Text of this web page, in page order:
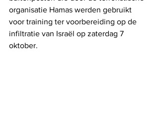
organisatie Hamas werden gebruikt
voor training ter voorbereiding op de
infiltratie van Israël op zaterdag 7
oktober.